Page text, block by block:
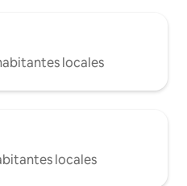
locales
locales